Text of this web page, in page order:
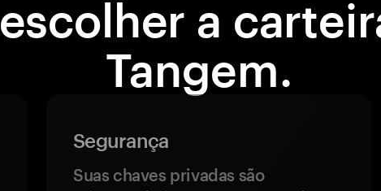
escolher a
Tangem.
Segurança
Suas chaves privadas são